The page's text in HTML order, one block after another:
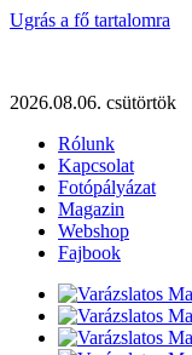
Ugrás a fő tartalomra
2026.08.06. csütörtök
Rólunk
Kapcsolat
Fotópályázat
Magazin
Webshop
Fajbook